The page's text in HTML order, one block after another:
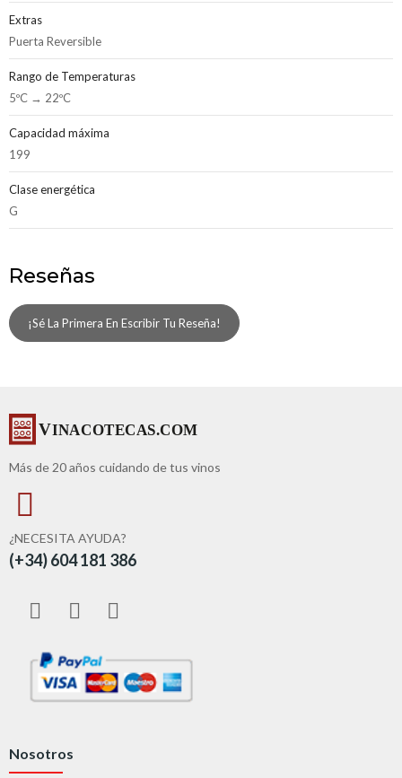
Extras
Puerta Reversible
Rango de Temperaturas
5ºC → 22ºC
Capacidad máxima
199
Clase energética
G
Reseñas
¡Sé La Primera En Escribir Tu Reseña!
Más de 20 años cuidando de tus vinos
¿NECESITA AYUDA?
(+34) 604 181 386
Nosotros